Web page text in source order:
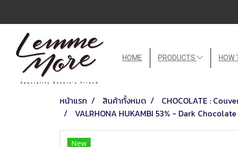
HOME PRODUCTS HOW
หน้าแรก สินค้าทั้งหมด CHOCOLATE :
VALRHONA HUKAMBI 53% - Dark Chocolate
New